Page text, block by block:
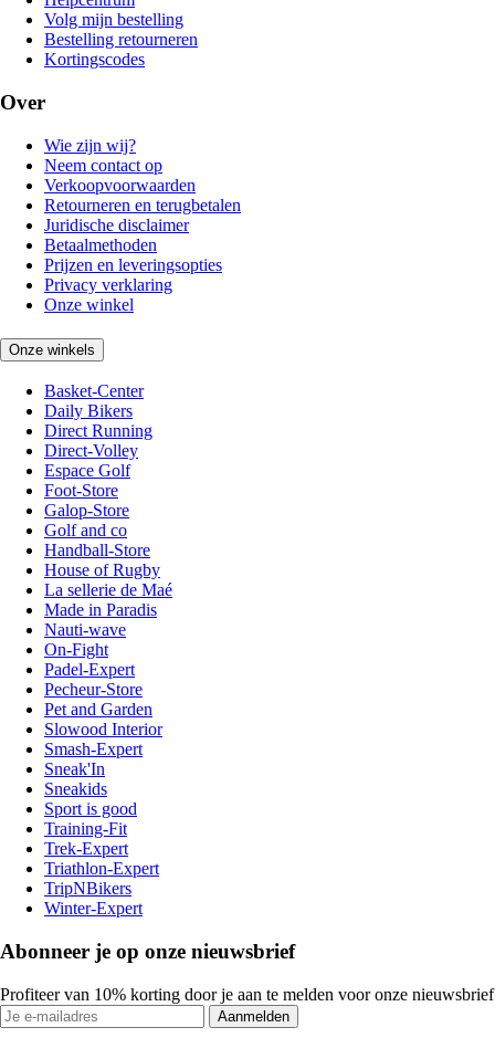
Volg mijn bestelling
Bestelling retourneren
Kortingscodes
Over
Wie zijn wij?
Neem contact op
Verkoopvoorwaarden
Retourneren en terugbetalen
Juridische disclaimer
Betaalmethoden
Prijzen en leveringsopties
Privacy verklaring
Onze winkel
Onze winkels
Basket-Center
Daily Bikers
Direct Running
Direct-Volley
Espace Golf
Foot-Store
Galop-Store
Golf and co
Handball-Store
House of Rugby
La sellerie de Maé
Made in Paradis
Nauti-wave
On-Fight
Padel-Expert
Pecheur-Store
Pet and Garden
Slowood Interior
Smash-Expert
Sneak'In
Sneakids
Sport is good
Training-Fit
Trek-Expert
Triathlon-Expert
TripNBikers
Winter-Expert
Abonneer je op onze nieuwsbrief
Profiteer van 10% korting door je aan te melden voor onze nieuwsbrief
Aanmelden